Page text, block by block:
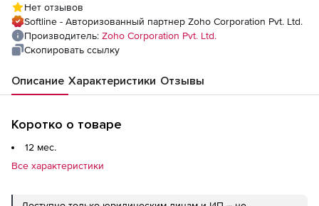
fee for 5 Domain Controllers
Нет отзывов
Softline - Авторизованный партнер Zoho Corporation Pvt. Ltd.
Производитель: Zoho Corporation Pvt. Ltd.
Скопировать ссылку
Описание Характеристики Отзывы
Коротко о товаре
12 мес.
Все характеристики